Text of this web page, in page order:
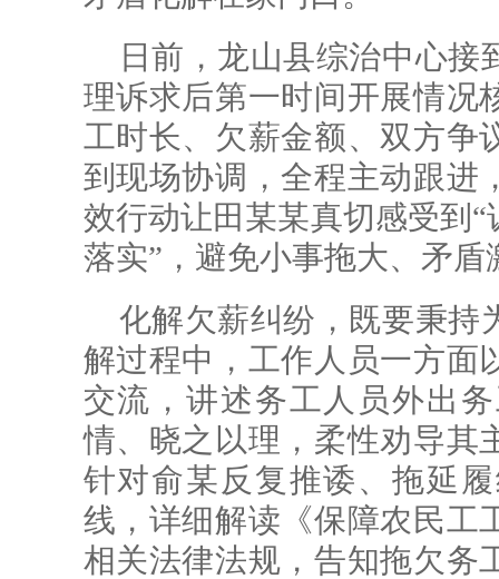
日前，龙山县综治中心
理诉求后第一时间开展情况
工时长、欠薪金额、双方争
到现场协调，全程主动跟进
效行动让田某某真切感受到
落实”，避免小事拖大、矛盾
化解欠薪纠纷，既要秉持
解过程中，工作人员一方面
交流，讲述务工人员外出
情、晓之以理，柔性劝导其
针对俞某反复推诿、拖延
线，详细解读《保障农民工
相关法律法规，告知拖欠务